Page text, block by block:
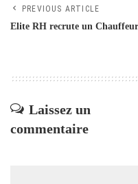
PREVIOUS ARTICLE
Elite RH recrute un Chauffeur
Laissez un
commentaire